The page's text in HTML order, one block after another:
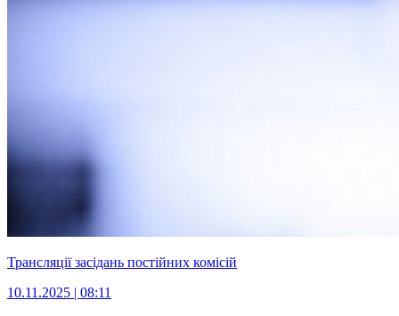
Трансляції засідань постійних комісій
10.11.2025 | 08:11